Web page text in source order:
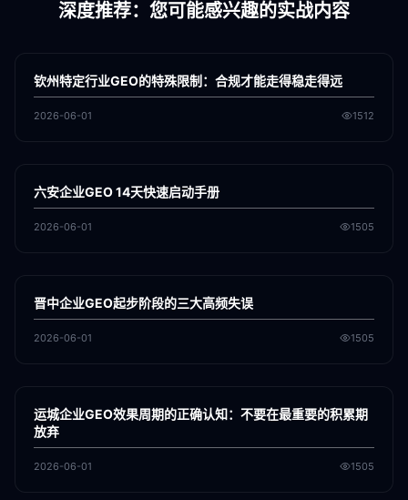
深度推荐：您可能感兴趣的实战内容
GEO
钦州特定行业GEO的特殊限制：合规才能走得稳走得远
2026-06-01 1512
GEO
六安企业GEO 14天快速启动手册
2026-06-01 1505
GEO
晋中企业GEO起步阶段的三大高频失误
2026-06-01 1505
GEO
运城企业GEO效果周期的正确认知：不要在最重要的积累期
放弃
2026-06-01 1505